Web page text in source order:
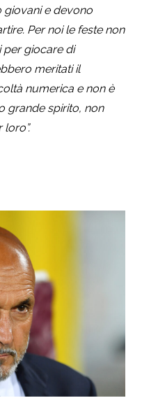
giovani e devono
Per noi le feste non
per giocare di
meritati il
numerica e non è
grande spirito, non